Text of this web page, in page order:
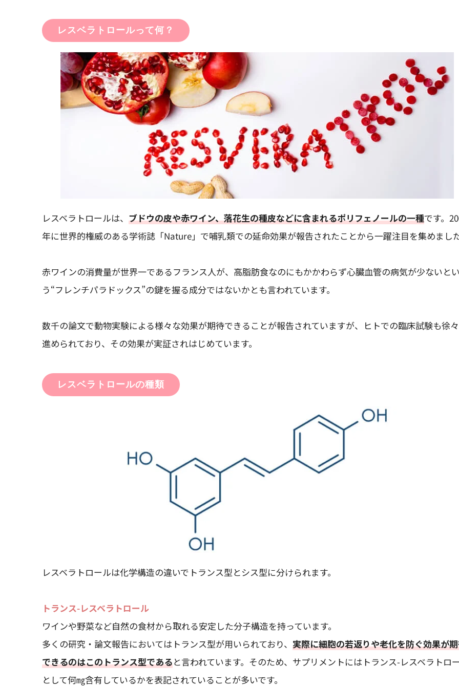
レスベラトロールって何？
レスベラトロールは、 ブドウの皮や赤ワイン、落花生の種皮などに含まれるポリフェノールの一種です。
年に世界的権威のある学術誌「Nature」で哺乳類での延命効果が報告されたことから一躍注目を集めました
赤ワインの消費量が世界一であるフランス人が、高脂肪食なのにもかかわらず心臓血管の病気が少ないとい
う“フレンチパラドックス”の鍵を握る成分ではないかとも言われています。
数千の論文で動物実験による様々な効果が期待できることが報告されていますが、ヒトでの臨床試験も徐
進められており、その効果が実証されはじめています。
レスベラトロールの種類
レスベラトロールは化学構造の違いでトランス型とシス型に分けられます。
トランス-レスベラトロール
ワインや野菜など自然の食材から取れる安定した分子構造を持っています。
多くの研究・論文報告においてはトランス型が用いられており、 実際に細胞の若返りや老化を防ぐ効果が
できるのはこのトランス型であると言われています。そのため、サプリメントにはトランス-レスベラトロ
として何㎎含有しているかを表記されていることが多いです。